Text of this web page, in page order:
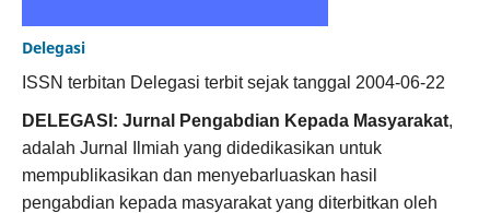
Delegasi
ISSN terbitan Delegasi terbit sejak tanggal 2004-06-22
DELEGASI: Jurnal Pengabdian Kepada Masyarakat,
adalah Jurnal Ilmiah yang didedikasikan untuk
mempublikasikan dan menyebarluaskan hasil
pengabdian kepada masyarakat yang diterbitkan oleh